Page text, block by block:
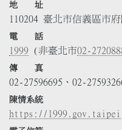
地 址
110204 臺北市信義區市
電 話
1999 (非臺北市02-
傳 真
02-27596695、02-
陳情系統
https://1999.gov.taipei